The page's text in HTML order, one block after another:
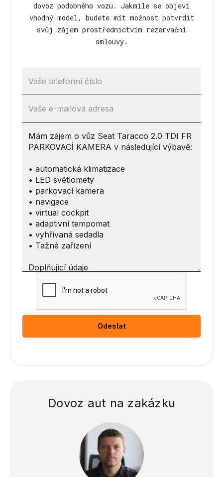
dovoz podobného vozu. Jakmile se objeví
vhodný model, budete mít možnost potvrdit
svůj zájem prostřednictvím rezervační
smlouvy.
Dovoz aut na zakázku